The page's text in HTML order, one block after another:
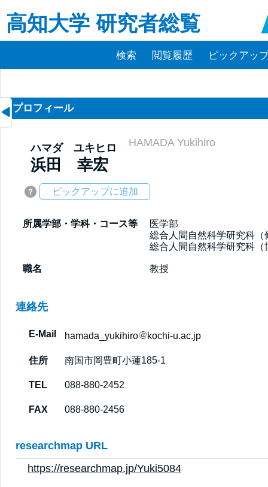
高知大学 研究者総覧
検索 閲覧履歴 ピックアッ
プロフィール
ハマダ ユキヒロ
浜田 幸宏
HAMADA Yukihiro
ピックアップに追加
所属学部・学科・コース等
医学部
総合人間自然科学研究科
総合人間自然科学研究科（
職名 教授
連絡先
E-Mail hamada_yukihiro kochi-u.ac.jp
住所 南国市岡豊町小蓮185-1
TEL 088-880-2452
FAX 088-880-2456
researchmap URL
https://researchmap.jp/Yuki5084